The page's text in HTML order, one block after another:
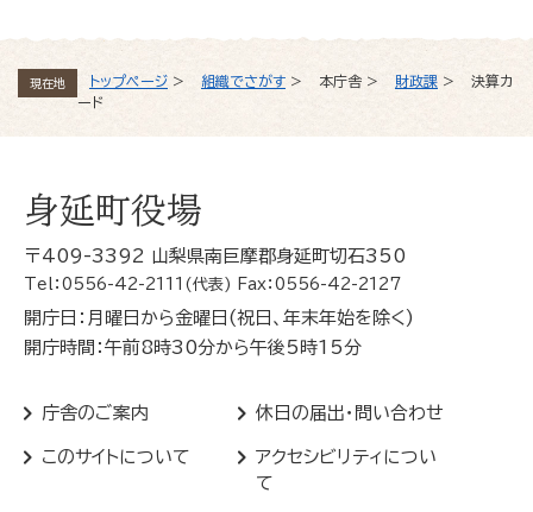
現在地 トップページ > 組織でさがす > 本庁舎 > 財政課 >
決算カ
ード
身延町役場
〒409-3392 山梨県南巨摩郡身延町切石350
Tel：0556-42-2111(代表) Fax：0556-42-2127
開庁日：月曜日から金曜日(祝日、年末年始を除く)
開庁時間：午前8時30分から午後5時15分
庁舎のご案内 休日の届出・問い合わせ
このサイトについて
アクセシビリティについ
て